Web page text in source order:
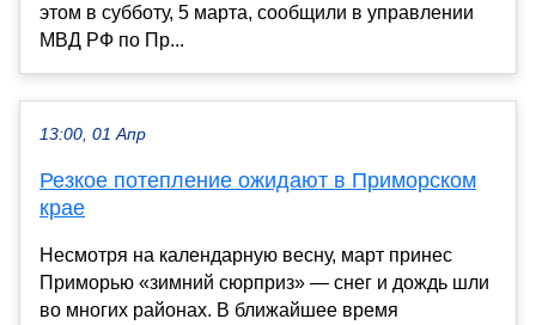
этом в субботу, 5 марта, сообщили в управлении
МВД РФ по Пр...
13:00, 01 Апр
Резкое потепление ожидают в Приморском
крае
Несмотря на календарную весну, март принес
Приморью «зимний сюрприз» — снег и дождь шли
во многих районах. В ближайшее время